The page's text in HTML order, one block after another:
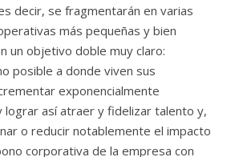
decir, se fragmentarán en varias
más pequeñas y bien
un objetivo doble muy claro:
posible a donde viven sus
exponencialmente
lograr así atraer y fidelizar talento y,
o reducir notablemente el impacto
corporativa de la empresa con